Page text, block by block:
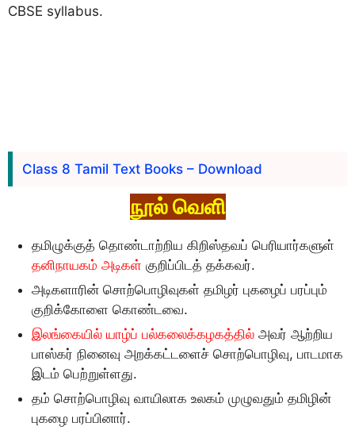
CBSE syllabus.
Class 8 Tamil Text Books – Download
நூல் வெளி
தமிழுக்குத் தொண்டாற்றிய கிறிஸ்தவப் பெரியார்களுள்
தனிநாயகம் அடிகள் குறிப்பிடத் தக்கவர்.
அடிகளாரின் சொற்பொழிவுகள் தமிழர் புகழைப் பரப்பும்
குறிக்கோளை கொண்டவை.
இலங்கையில் யாழ்ப் பல்கலைக்கழகத்தில் அவர் ஆற்றிய
பாஸ்கர் நினைவு அறக்கட்டளைச் சொற்பொழிவு, பாடமாக
இடம் பெற்றுள்ளது.
தம் சொற்பொழிவு வாயிலாக உலகம் முழுவதும் தமிழின்
புகழை பரப்பினார்.